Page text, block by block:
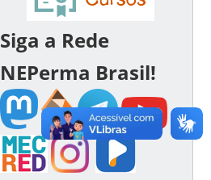
Siga a Rede
NEPerma Brasil!